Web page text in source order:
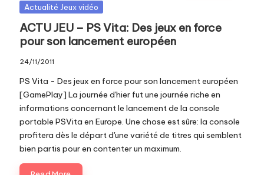
P
la
y.
c
o
m
Posted
Actualité Jeux vidéo
ACTU JEU – PS Vita: Des jeux en force
pour son lancement européen
24/11/2011
PS Vita - Des jeux en force pour son lancement européen
[GamePlay] La journée d'hier fut une journée riche en
informations concernant le lancement de la console
portable PSVita en Europe. Une chose est sûre: la console
profitera dès le départ d'une variété de titres qui semblent
bien partis pour en contenter un maximum.